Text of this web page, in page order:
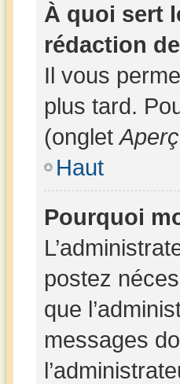
À quoi sert
rédaction
Il vous
plus tard.
(onglet
Haut
Pourquoi
postez
que
messages